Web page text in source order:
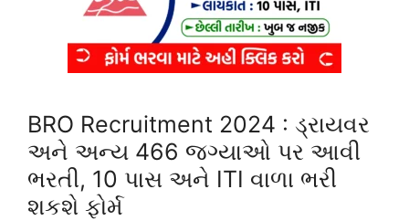
BRO Recruitment 2024 : ડ્રાયવર
અને અન્ય 466 જગ્યાઓ પર આવી
ભરતી, 10 પાસ અને ITI વાળા ભરી
શકશે ફોર્મ